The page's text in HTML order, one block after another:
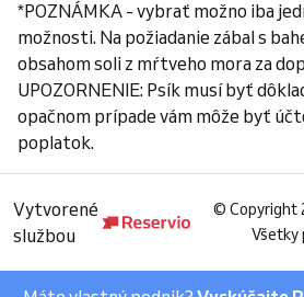
*POZNÁMKA - vybrať možno iba
možnosti. Na požiadanie zábal s
obsahom soli z mŕtveho mora za
UPOZORNENIE: Psík musí byť
opačnom prípade vám môže byť
poplatok.
Vytvorené
službou
© Copyright
Všetky